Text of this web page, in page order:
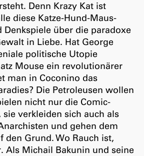
Denn Krazy Kat ist
diese Katze-Hund-Maus-
Denkspiele über die paradoxe
in Liebe. Hat George
politische Utopie
Mouse ein revolutionärer
man in Coconino das
Die Petroleusen wollen
nicht nur die Comic-
verkleiden sich auch als
und gehen dem
den Grund. Wo Rauch ist,
Als Michail Bakunin und seine